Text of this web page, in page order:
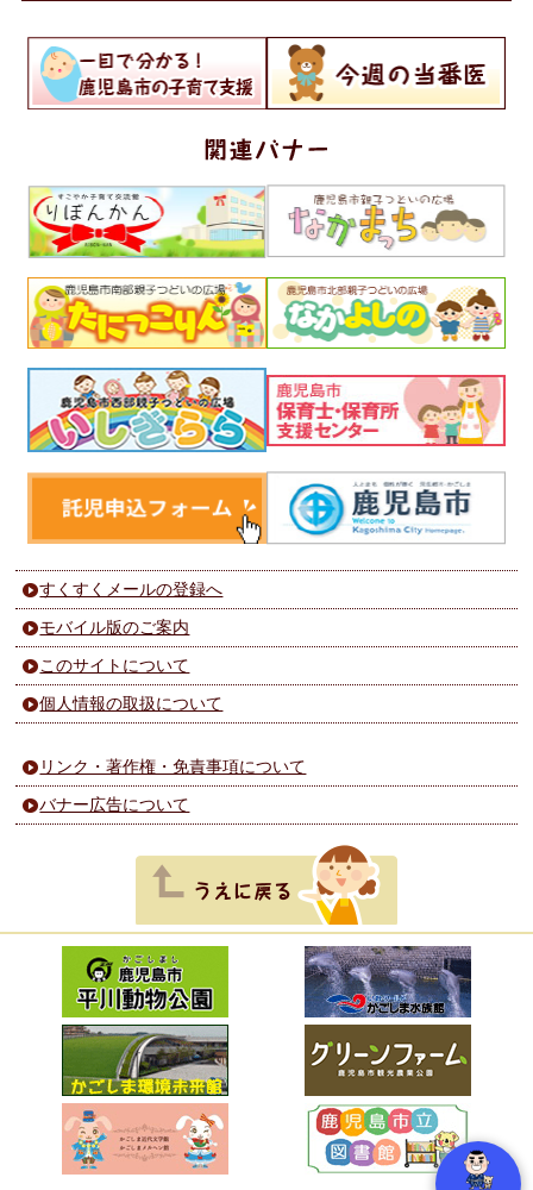
すくすくメールの登録へ
モバイル版のご案内
このサイトについて
個人情報の取扱について
リンク・著作権・免責事項について
バナー広告について